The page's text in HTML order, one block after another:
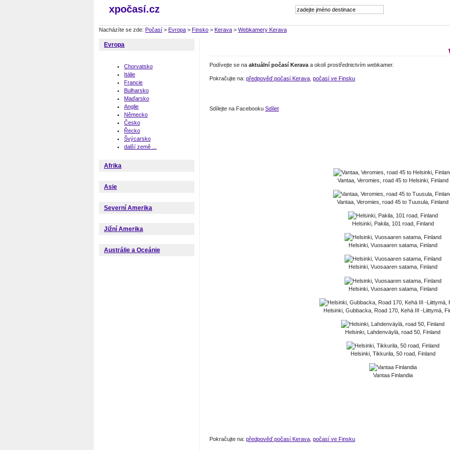
xpočasí.cz
Nacházíte se zde: Počasí > Evropa > Finsko > Kerava > Webkamery Kerava
Evropa
Chorvatsko
Itálie
Francie
Bulharsko
Maďarsko
Anglie
Německo
Česko
Řecko
Švýcarsko
další země ...
Afrika
Asie
Severní Amerika
Jižní Amerika
Austrálie a Oceánie
Podívejte se na aktuální počasí Kerava a okolí prostřednictvím webkamer.
Pokračujte na: předpověď počasí Kerava počasí ve Finsku
Sdílejte na Facebooku Sdílet
Vantaa, Veromies, road 45 to Helsinki, Finland
Vantaa, Veromies, road 45 to Tuusula, Finland
Helsinki, Pakila, 101 road, Finland
Helsinki, Vuosaaren satama, Finland
Helsinki, Vuosaaren satama, Finland
Helsinki, Vuosaaren satama, Finland
Helsinki, Gubbacka, Road 170, Kehä III -Liittymä,
Helsinki, Lahdenväylä, road 50, Finland
Helsinki, Tikkurila, 50 road, Finland
Vantaa Finlandia
Pokračujte na: předpověď počasí Kerava počasí ve Finsku